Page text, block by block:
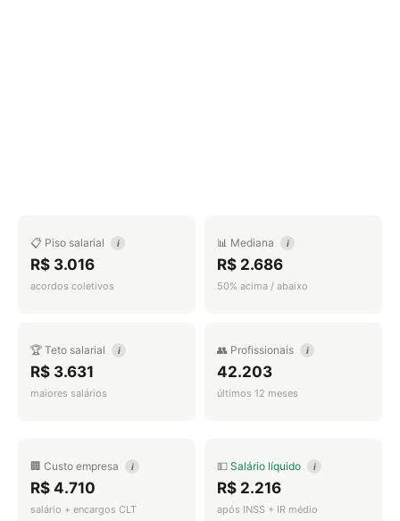
📋 Piso salarial i
R$ 3.016
acordos coletivos
📊 Mediana i
R$ 2.686
50% acima / abaixo
🏆 Teto salarial i
R$ 3.631
maiores salários
👥 Profissionais i
42.203
últimos 12 meses
🏢 Custo empresa i
R$ 4.710
salário + encargos CLT
💵 Salário líquido i
R$ 2.216
após INSS + IR médio